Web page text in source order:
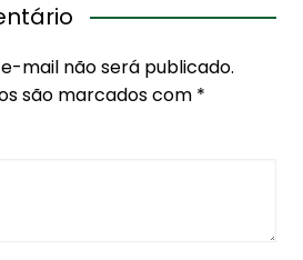
mail não será publicado.
são marcados com *